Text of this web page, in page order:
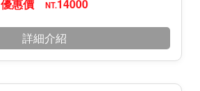
優惠價 NT.14000
詳細介紹